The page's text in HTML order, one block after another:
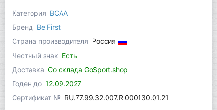
Категория BCAA
Бренд
Be First
Страна производителя Россия
Честный знак Есть
Доставка Со склада GoSport.shop
Годен до 12.09.2027
Сертификат № RU.77.99.32.007.R.000130.01.21